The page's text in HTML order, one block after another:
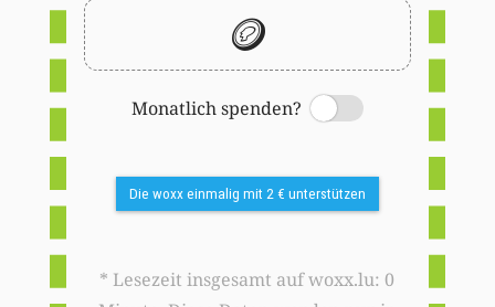
🪙
Monatlich spenden?
Switch
Die woxx einmalig mit 2 € unterstützen
* Lesezeit insgesamt auf woxx.lu: 0